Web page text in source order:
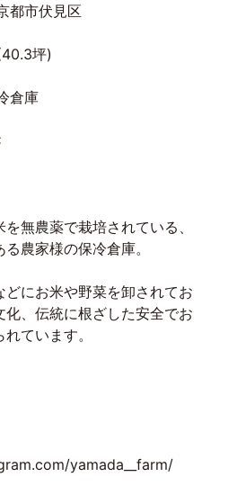
都市伏見区
坪)
倉庫
無農薬で栽培されている、
農家様の保冷倉庫。
どにお米や野菜を卸されてお
化、伝統に根ざした安全でお
ています。
yamada__farm/